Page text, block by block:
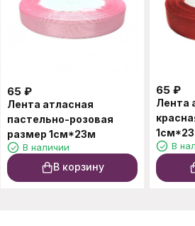
65 ₽
Лента атласная
пастельно-розовая
размер 1см*23м
В наличии
В корзину
65 ₽
Лента
В